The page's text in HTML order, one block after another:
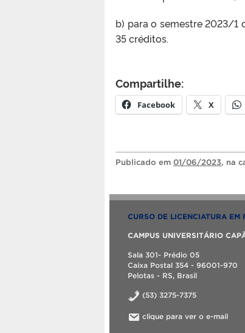
b) para o semestre 2023/1
35 créditos.
Compartilhe:
Facebook X
Publicado em 01/06/2023, na
CURSO DE LICENCIATURA EM
CAMPUS UNIVERSITÁRIO
Sala 301- Prédio 05
Caixa Postal 354 - 96001-970
Pelotas - RS, Brasil
(53) 3275-7375
clique para ver o e-mail